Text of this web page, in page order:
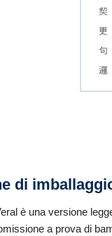
di
è una versione
a prova di